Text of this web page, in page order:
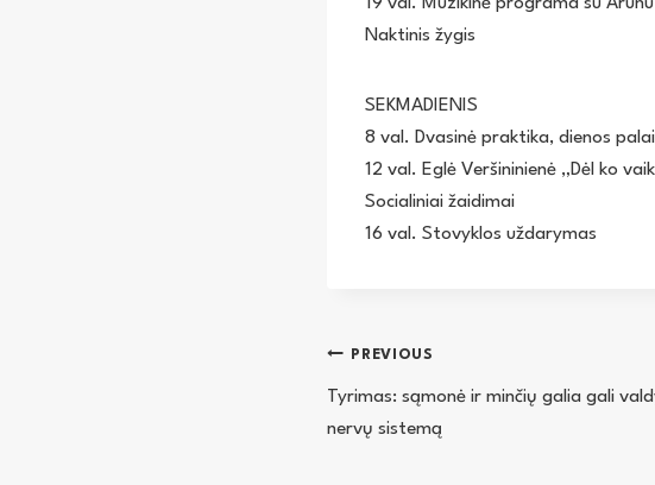
Naktinis žygis
SEKMADIENIS
8 val. Dvasinė praktika, dienos
12 val. Eglė Veršininienė „Dėl ko
Socialiniai žaidimai
16 val. Stovyklos uždarymas
Navigacija
tarp
PREVIOUS
Tyrimas: sąmonė ir minčių galia gali
nervų sistemą